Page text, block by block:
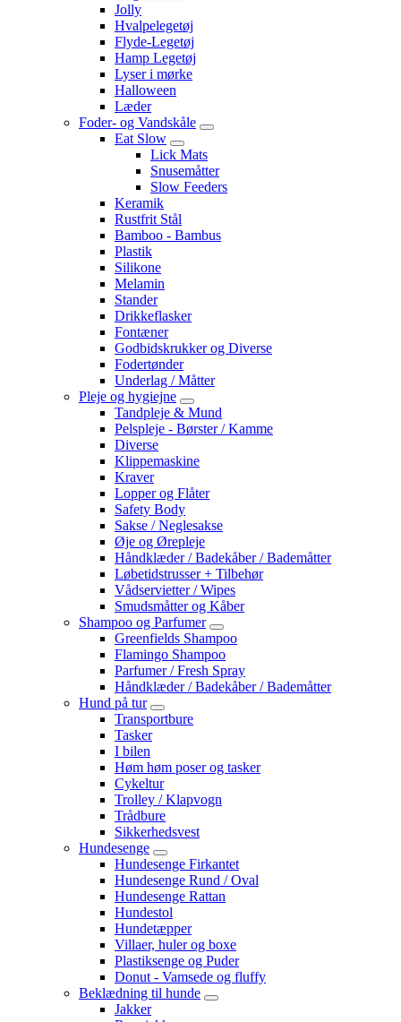
Jolly
Hvalpelegetøj
Flyde-Legetøj
Hamp Legetøj
Lyser i mørke
Halloween
Læder
Foder- og Vandskåle
Eat Slow
Lick Mats
Snusemåtter
Slow Feeders
Keramik
Rustfrit Stål
Bamboo - Bambus
Plastik
Silikone
Melamin
Stander
Drikkeflasker
Fontæner
Godbidskrukker og Diverse
Fodertønder
Underlag / Måtter
Pleje og hygiejne
Tandpleje & Mund
Pelspleje - Børster / Kamme
Diverse
Klippemaskine
Kraver
Lopper og Flåter
Safety Body
Sakse / Neglesakse
Øje og Ørepleje
Håndklæder / Badekåber / Bademåtter
Løbetidstrusser + Tilbehør
Vådservietter / Wipes
Smudsmåtter og Kåber
Shampoo og Parfumer
Greenfields Shampoo
Flamingo Shampoo
Parfumer / Fresh Spray
Håndklæder / Badekåber / Bademåtter
Hund på tur
Transportbure
Tasker
I bilen
Høm høm poser og tasker
Cykeltur
Trolley / Klapvogn
Trådbure
Sikkerhedsvest
Hundesenge
Hundesenge Firkantet
Hundesenge Rund / Oval
Hundesenge Rattan
Hundestol
Hundetæpper
Villaer, huler og boxe
Plastiksenge og Puder
Donut - Vamsede og fluffy
Beklædning til hunde
Jakker